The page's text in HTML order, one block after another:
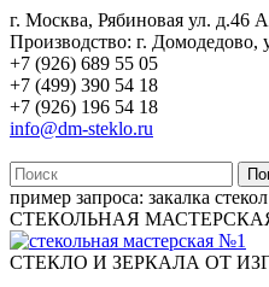
г. Москва, Рябиновая ул. д.46 А
Производство: г.
+7 (926) 689 55 05
+7 (499) 390 54 18
+7 (926) 196 54 18
info@dm-steklo.ru
пример запроса: закалка
СТЕКОЛЬНАЯ
СТЕКЛО И ЗЕРКАЛА ОТ